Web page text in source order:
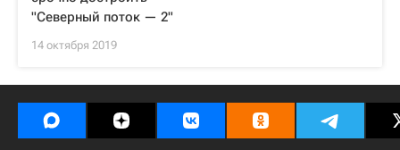
"Северный поток — 2"
14 октября 2019